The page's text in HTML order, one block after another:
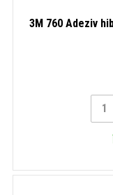
3M 760 Adeziv